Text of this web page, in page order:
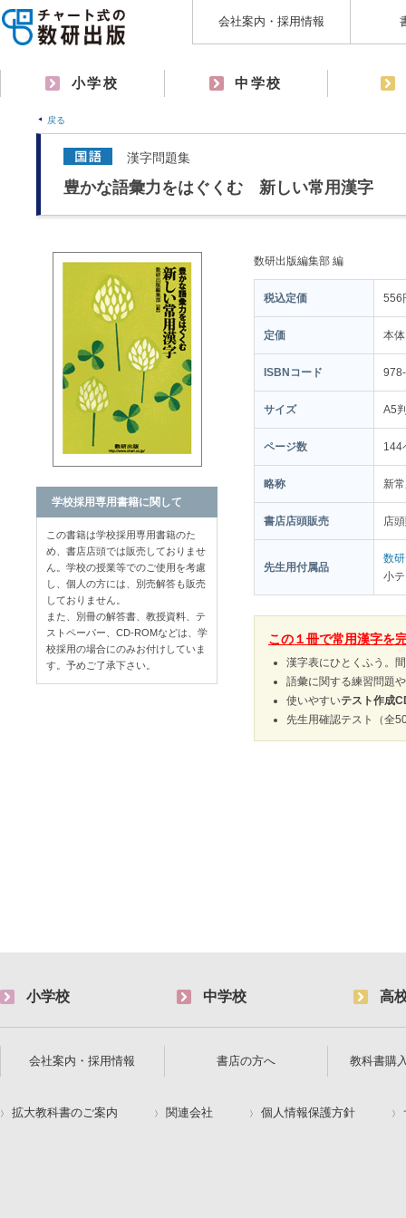
会社案内・採用情報
小学校 中学校
戻る
漢字問題集
豊かな語彙力をはぐくむ 新しい常用漢字
数研出版編集部 編
税込定価 556
定価 本
ISBNコード
サイズ A5
ページ数 144
略称 新
書店店頭販売 店
先生用付属品
数
小
この１冊で常用漢字を
漢字表にひとくふう。
語彙に関する練習問題
使いやすいテスト作成
先生用確認テスト（全
学校採用専用書籍に関して
この書籍は学校採用専用書籍のた
め、書店店頭では販売しておりませ
ん。学校の授業等でのご使用を考慮
し、個人の方には、別売解答も販売
しておりません。
また、別冊の解答書、教授資料、テ
ストペーパー、CD-ROMなどは、学
校採用の場合にのみお付けしていま
す。予めご了承下さい。
小学校 中学校 高
会社案内・採用情報 書店の方へ 教科書購
拡大教科書のご案内 関連会社 個人情報保護方針